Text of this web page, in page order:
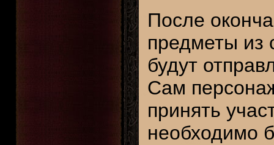
После
предметы из
будут
Сам
принять
необходимо